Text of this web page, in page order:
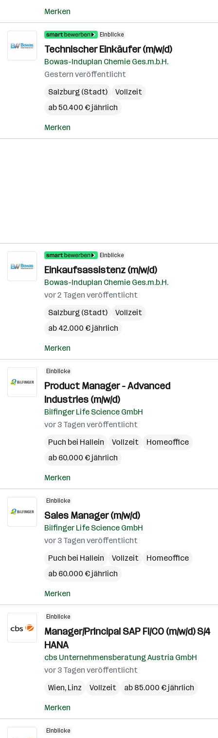
Merken
Einblicke
Technischer Einkäufer (m/w/d)
Bowas-Induplan Chemie Ges.m.b.H.
Gestern veröffentlicht
Salzburg (Stadt)
Vollzeit
ab 50.400 € jährlich
Merken
Einblicke
Einkaufsassistenz (m/w/d)
Bowas-Induplan Chemie Ges.m.b.H.
vor 2 Tagen veröffentlicht
Salzburg (Stadt)
Vollzeit
ab 42.000 € jährlich
Merken
Einblicke
Product Manager - Advanced
Industries (m/w/d)
Bilfinger Life Science GmbH
vor 3 Tagen veröffentlicht
Puch bei Hallein
Vollzeit
Homeoffice
ab 60.000 € jährlich
Merken
Einblicke
Sales Manager (m/w/d)
Bilfinger Life Science GmbH
vor 3 Tagen veröffentlicht
Puch bei Hallein
Vollzeit
Homeoffice
ab 60.000 € jährlich
Merken
Einblicke
Manager/Principal SAP FI/CO (m/w/d) S/4
HANA
cbs Unternehmensberatung Austria GmbH
vor 3 Tagen veröffentlicht
Wien, Linz Vollzeit ab 85.000 € jährlich
Merken
Einblicke